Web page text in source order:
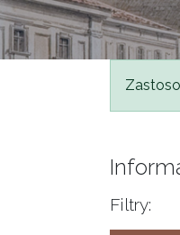
Filtry: